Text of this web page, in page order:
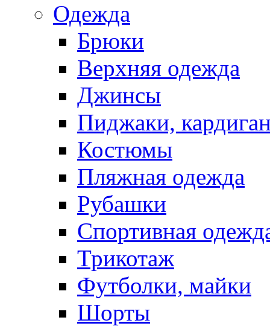
Одежда
Брюки
Верхняя одежда
Джинсы
Пиджаки,
Костюмы
Пляжная одежда
Рубашки
Спортивная
Трикотаж
Футболки, майки
Шорты